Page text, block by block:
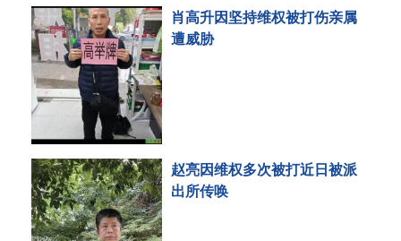
肖高升因坚持维权被打伤亲属
遭威胁
赵亮因维权多次被打近日被派
出所传唤